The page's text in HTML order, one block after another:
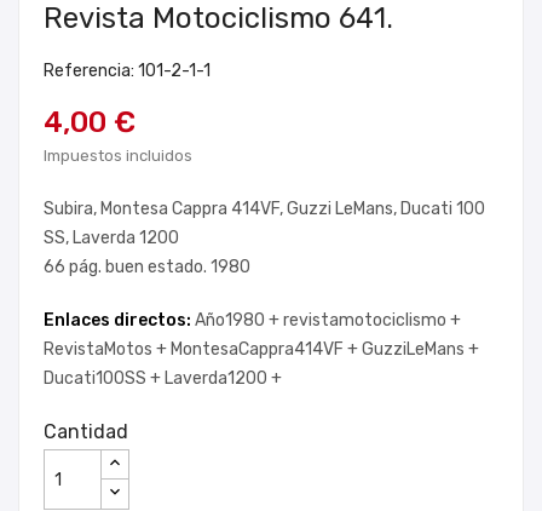
Revista Motociclismo 641.
Referencia: 101-2-1-1
4,00 €
Impuestos incluidos
Subira, Montesa Cappra 414VF, Guzzi LeMans, Ducati 100
SS, Laverda 1200
66 pág. buen estado. 1980
Enlaces directos: Año1980 +revistamotociclismo +
RevistaMotos + MontesaCappra414VF +GuzziLeMans +
Ducati100SS + Laverda1200 +
Cantidad